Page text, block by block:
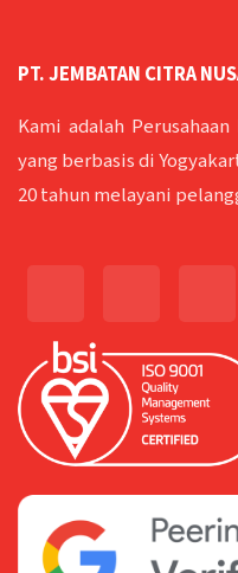
PT. JEMBATAN CITRA
Kami adalah
yang berbasis di
20 tahun melayani